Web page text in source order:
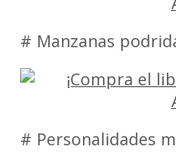
# Manzanas
# Personalidades